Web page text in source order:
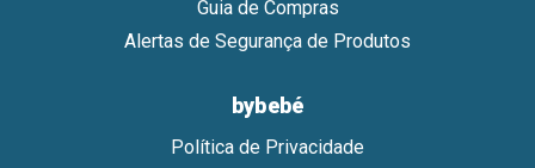
Guia de Compras
Alertas de Segurança de Produtos
bybebé
Política de Privacidade